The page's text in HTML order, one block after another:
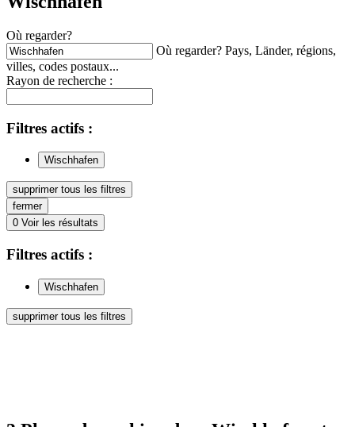
Où regarder?
Où regarder? Pays, Länder, régions,
villes, codes postaux...
Rayon de recherche :
Filtres actifs :
Wischhafen
supprimer tous les filtres
fermer
0 Voir les résultats
Filtres actifs :
Wischhafen
supprimer tous les filtres